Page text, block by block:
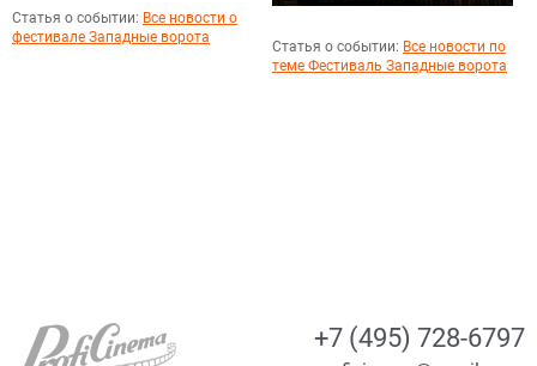
Статья о событии: Все новости о
фестивале Западные ворота
Статья о событии: Все новости по
теме Фестиваль Западные ворота
+7 (495) 728-6797